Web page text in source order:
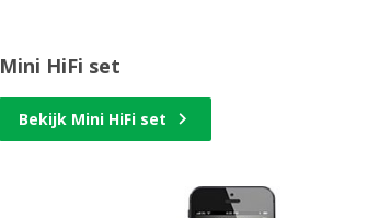
Mini HiFi set
Bekijk Mini HiFi set